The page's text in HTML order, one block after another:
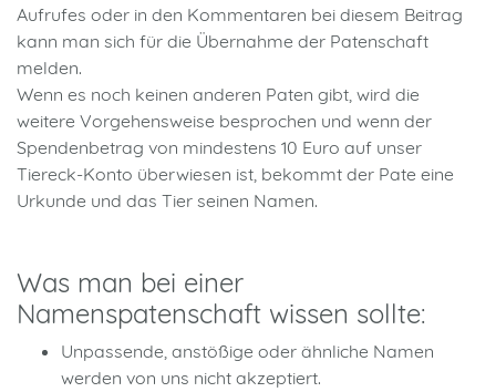
Aufrufes oder in den Kommentaren bei diesem Beitrag
kann man sich für die Übernahme der Patenschaft
melden.
Wenn es noch keinen anderen Paten gibt, wird die
weitere Vorgehensweise besprochen und wenn der
Spendenbetrag von mindestens 10 Euro auf unser
Tiereck-Konto überwiesen ist, bekommt der Pate eine
Urkunde und das Tier seinen Namen.
Was man bei einer
Namenspatenschaft wissen sollte:
Unpassende, anstößige oder ähnliche Namen
werden von uns nicht akzeptiert.